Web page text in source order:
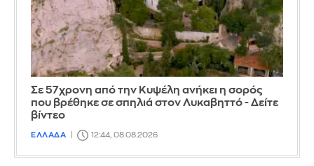
Σε 57χρονη από την Κυψέλη ανήκει η σορός
που βρέθηκε σε σπηλιά στον Λυκαβηττό - Δείτε
βίντεο
ΕΛΛΑΔΑ 12:44, 08.08.2026